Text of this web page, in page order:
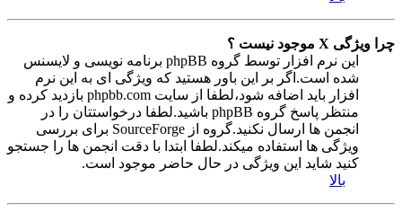
چرا ویژگی X موجود نیست ؟
این نرم افزار توسط گروه phpBB برنامه نویسی و لایسنس
شده است.اگر بر این باور هستید که ویژگی ای به این نرم
افزار باید اضافه شود،لطفا از سایت phpbb.com بازدید کرده و
منتظر پاسخ گروه phpBB باشید.لطفا درخواستتان را در
انجمن ها ارسال نکنید.گروه از SourceForge برای بررسی
ویژگی ها استفاده میکند.لطفا ابتدا با دقت انجمن ها را جستجو
کنید شاید این ویژگی در حال حاضر موجود است.
بالا